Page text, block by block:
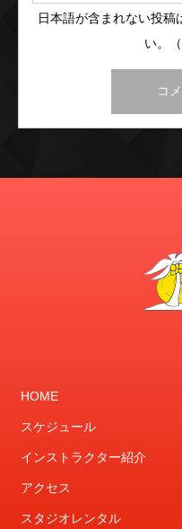
日本語が含まれない投稿
い。
HOME
スケジュール
インストラクター紹介
アクセス
スタジオレンタル